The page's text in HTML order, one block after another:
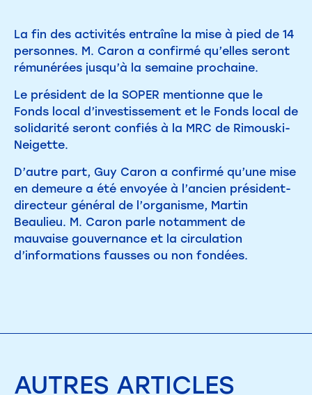
La fin des activités entraîne la mise à pied de 14
personnes. M. Caron a confirmé qu’elles seront
rémunérées jusqu’à la semaine prochaine.
Le président de la SOPER mentionne que le
Fonds local d’investissement et le Fonds local de
solidarité seront confiés à la MRC de Rimouski-
Neigette.
D’autre part, Guy Caron a confirmé qu’une mise
en demeure a été envoyée à l’ancien président-
directeur général de l’organisme, Martin
Beaulieu. M. Caron parle notamment de
mauvaise gouvernance et la circulation
d’informations fausses ou non fondées.
AUTRES ARTICLES